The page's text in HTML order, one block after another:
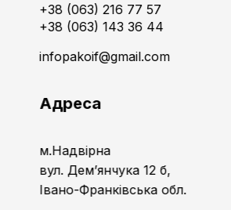
+38 (063) 216 77 57
+38 (063) 143 36 44
infopakoif@gmail.com
Адреса
м.Надвірна
вул. Дем’янчука 12 б,
Івано-Франківська обл.